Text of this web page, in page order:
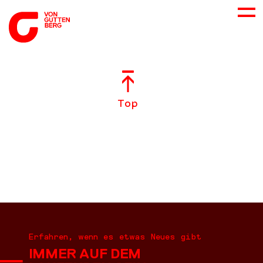
Top
Erfahren, wenn es etwas Neues gibt
IMMER AUF DEM